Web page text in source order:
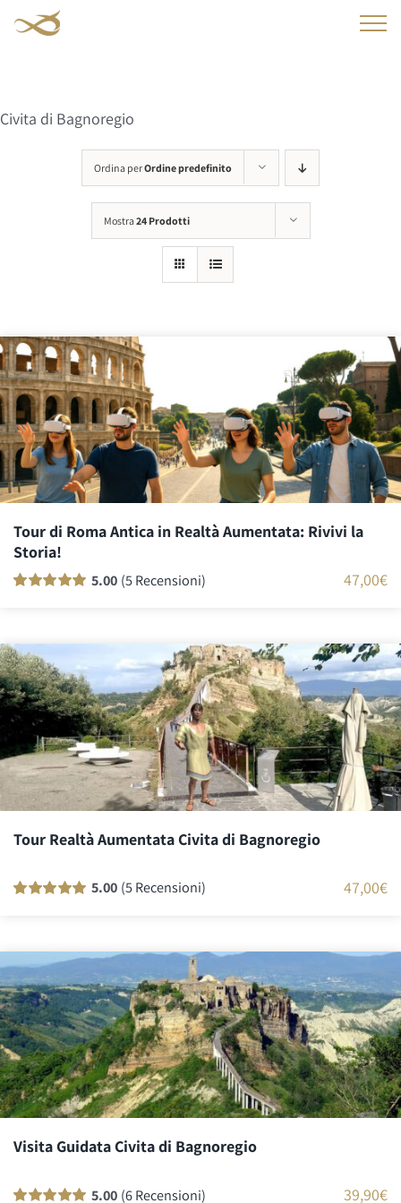
Civita di Bagnoregio
Ordina perOrdine predefinito
Mostra24 Prodotti
Tour di Roma Antica in Realtà Aumentata: Rivivi la
Storia!
5.00 (5 Recensioni) 47,00€
Tour Realtà Aumentata Civita di Bagnoregio
5.00 (5 Recensioni) 47,00€
Visita Guidata Civita di Bagnoregio
5.00 (6 Recensioni) 39,90€